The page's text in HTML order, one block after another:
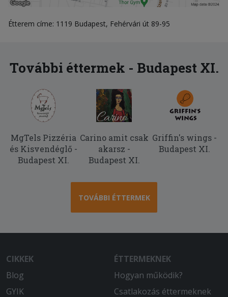
Étterem címe: 1119 Budapest, Fehérvári út 89-95
További éttermek - Budapest XI.
MgTels Pizzéria
és Kisvendéglő -
Budapest XI.
Carino amit csak
akarsz -
Budapest XI.
Griffin's wings -
Budapest XI.
TOVÁBBI ÉTTERMEK
CIKKEK
Blog
GYIK
ÉTTERMEKNEK
Hogyan működik?
Csatlakozás éttermeknek